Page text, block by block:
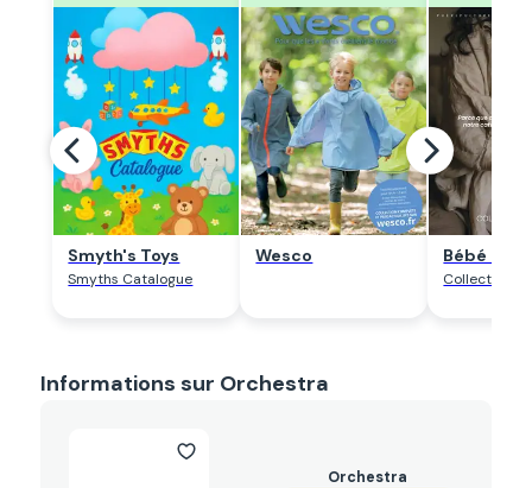
Regarder
Smyth's Toys
Smyths Catalogue
Regarder
Wesco Bébé 9
Collection
Informations sur Orchestra
Orchestra